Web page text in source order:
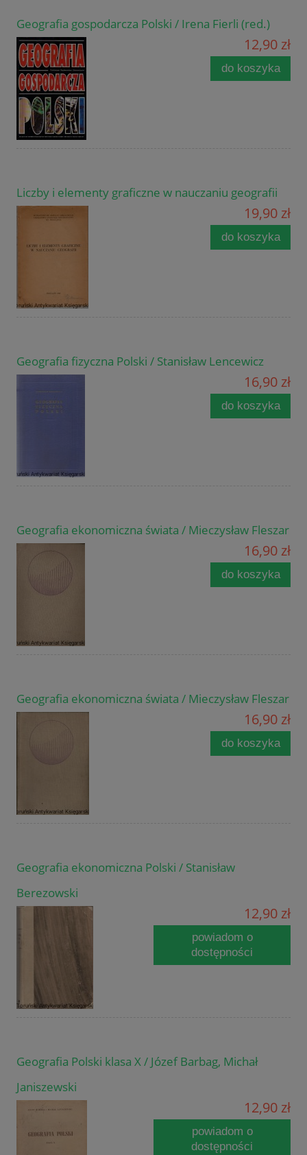
Geografia gospodarcza Polski / Irena Fierli (red.)
12,90 zł
do koszyka
Liczby i elementy graficzne w nauczaniu geografii
19,90 zł
do koszyka
Geografia fizyczna Polski / Stanisław Lencewicz
16,90 zł
do koszyka
Geografia ekonomiczna świata / Mieczysław Fleszar
16,90 zł
do koszyka
Geografia ekonomiczna świata / Mieczysław Fleszar
16,90 zł
do koszyka
Geografia ekonomiczna Polski / Stanisław
Berezowski
12,90 zł
powiadom o
dostępności
Geografia Polski klasa X / Józef Barbag, Michał
Janiszewski
12,90 zł
powiadom o
dostępności